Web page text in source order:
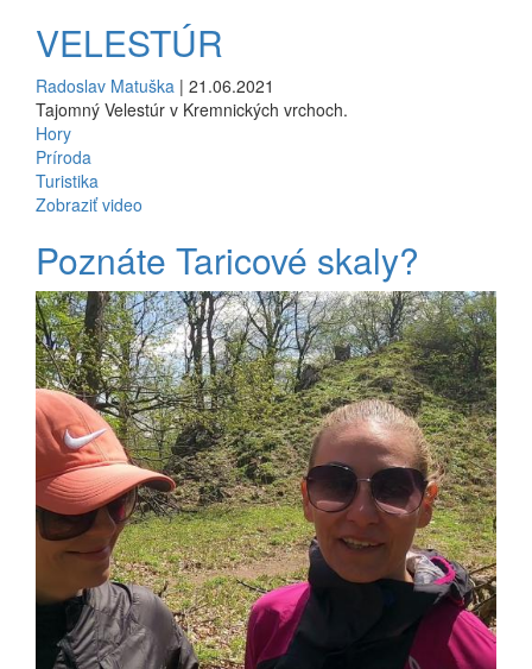
VELESTÚR
Radoslav Matuška | 21.06.2021
Tajomný Velestúr v Kremnických vrchoch.
Hory
Príroda
Turistika
Zobraziť video
Poznáte Taricové skaly?